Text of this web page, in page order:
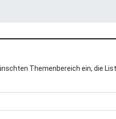
Themenbereich ein, die